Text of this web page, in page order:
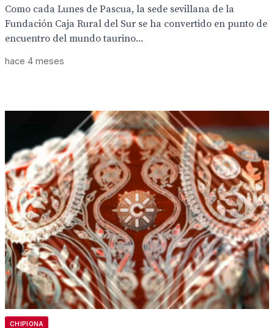
Como cada Lunes de Pascua, la sede sevillana de la
Fundación Caja Rural del Sur se ha convertido en punto de
encuentro del mundo taurino...
hace 4 meses
CHIPIONA